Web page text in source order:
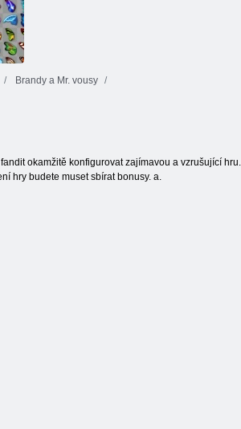
Brandy a Mr. vousy
okamžitě konfigurovat zajímavou a vzrušující
hry budete muset sbírat bonusy. a.